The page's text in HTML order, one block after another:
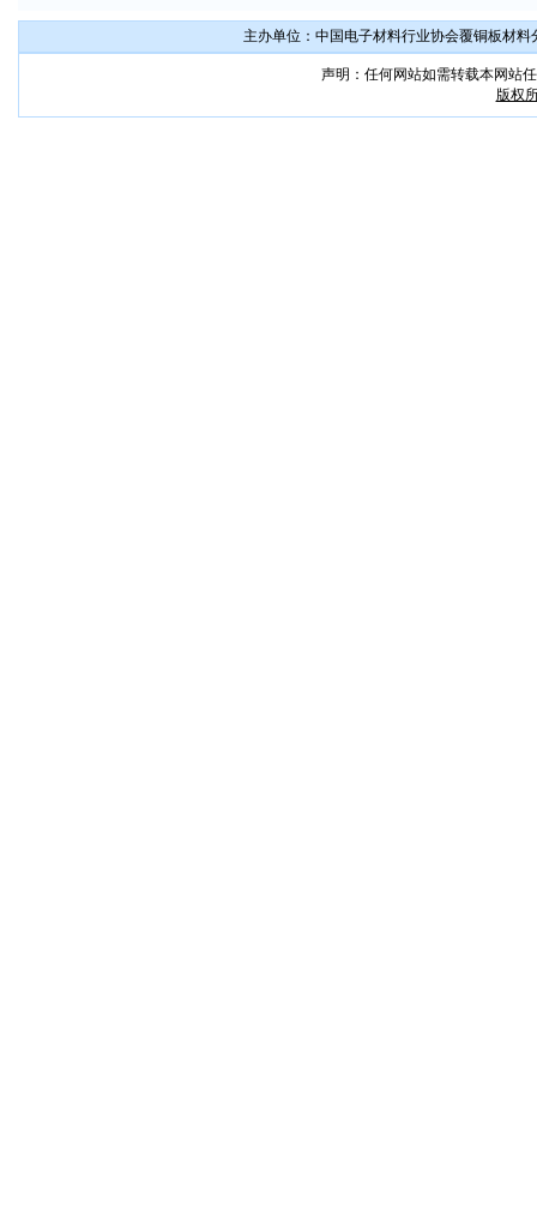
主办单位：中国电子材料行业协会覆铜板材
声明：任何网站如需转载本网站
版权